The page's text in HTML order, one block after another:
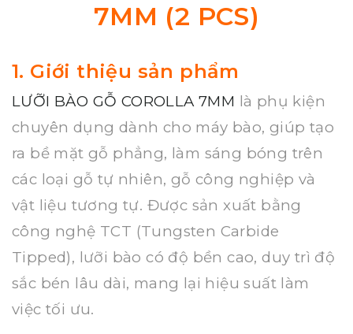
7MM (2 PCS)
1. Giới thiệu sản phẩm
LƯỠI BÀO GỖ COROLLA 7MM là phụ kiện
chuyên dụng dành cho máy bào, giúp tạo
ra bề mặt gỗ phẳng, làm sáng bóng trên
các loại gỗ tự nhiên, gỗ công nghiệp và
vật liệu tương tự. Được sản xuất bằng
công nghệ TCT (Tungsten Carbide
Tipped), lưỡi bào có độ bền cao, duy trì độ
sắc bén lâu dài, mang lại hiệu suất làm
việc tối ưu.